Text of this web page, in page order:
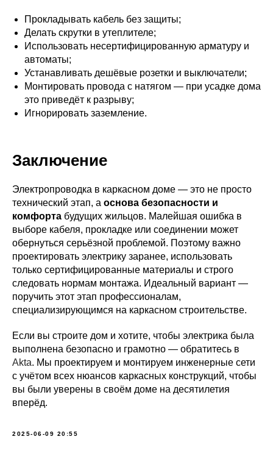
Прокладывать кабель без защиты;
Делать скрутки в утеплителе;
Использовать несертифицированную арматуру и
автоматы;
Устанавливать дешёвые розетки и выключатели;
Монтировать провода с натягом — при усадке дома
это приведёт к разрыву;
Игнорировать заземление.
Заключение
Электропроводка в каркасном доме — это не просто
технический этап, а основа безопасности и
комфорта будущих жильцов. Малейшая ошибка в
выборе кабеля, прокладке или соединении может
обернуться серьёзной проблемой. Поэтому важно
проектировать электрику заранее, использовать
только сертифицированные материалы и строго
следовать нормам монтажа. Идеальный вариант —
поручить этот этап профессионалам,
специализирующимся на каркасном строительстве.
Если вы строите дом и хотите, чтобы электрика была
выполнена безопасно и грамотно — обратитесь в
Akta. Мы проектируем и монтируем инженерные сети
с учётом всех нюансов каркасных конструкций, чтобы
вы были уверены в своём доме на десятилетия
вперёд.
2025-06-09 20:55